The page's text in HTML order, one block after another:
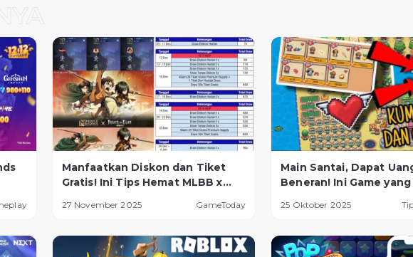
Manfaatkan Diskon dan Tiket
Gratis! Ini Tips Hemat MLBB x
27 November 2025 GameToday
Main Santai, Dapat
Beneran! Ini Game yang
25 Oktober 2025